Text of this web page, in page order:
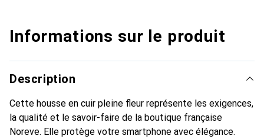
Informations sur le produit
Description
Cette housse en cuir pleine fleur représente les exigences,
la qualité et le savoir-faire de la boutique française
Noreve. Elle protège votre smartphone avec élégance.